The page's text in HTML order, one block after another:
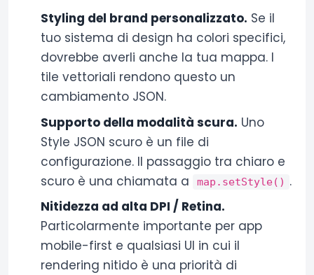
Styling del brand personalizzato. Se il
tuo sistema di design ha colori specifici,
dovrebbe averli anche la tua mappa. I
tile vettoriali rendono questo un
cambiamento JSON.
Supporto della modalità scura. Uno
Style JSON scuro è un file di
configurazione. Il passaggio tra chiaro e
scuro è una chiamata a
map.setStyle() .
Nitidezza ad alta DPI / Retina.
Particolarmente importante per app
mobile-first e qualsiasi UI in cui il
rendering nitido è una priorità di